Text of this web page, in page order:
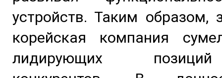
устройств. Таким образом,
корейская компания
лидирующих